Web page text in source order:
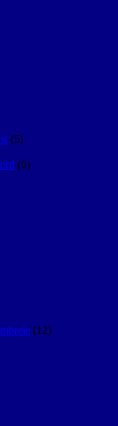
(5)
(6)
(12)